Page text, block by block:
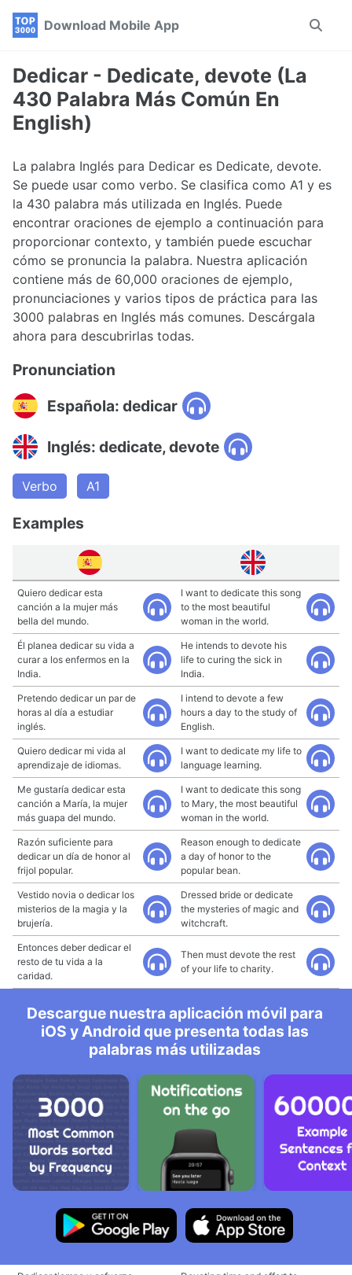
Skip
navigation
Skip
Skip
Download Mobile App
Toggle
Dedicar - Dedicate, devote (La
430 Palabra Más Común En
English)
La palabra Inglés para Dedicar es Dedicate, devote.
Se puede usar como verbo. Se clasifica como A1 y es
la 430 palabra más utilizada en Inglés. Puede
encontrar oraciones de ejemplo a continuación para
proporcionar contexto, y también puede escuchar
cómo se pronuncia la palabra. Nuestra aplicación
contiene más de 60,000 oraciones de ejemplo,
pronunciaciones y varios tipos de práctica para las
3000 palabras en Inglés más comunes. Descárgala
ahora para descubrirlas todas.
Pronunciation
Española: dedicar
Inglés: dedicate, devote
Verbo A1
Examples
Quiero dedicar esta
canción a la mujer más
bella del mundo.
I want to dedicate this song
to the most beautiful
woman in the world.
Él planea dedicar su vida a
curar a los enfermos en la
India.
He intends to devote his
life to curing the sick in
India.
Pretendo dedicar un par de
horas al día a estudiar
inglés.
I intend to devote a few
hours a day to the study of
English.
Quiero dedicar mi vida al
aprendizaje de idiomas.
I want to dedicate my life to
language learning.
Me gustaría dedicar esta
canción a María, la mujer
más guapa del mundo.
I want to dedicate this song
to Mary, the most beautiful
woman in the world.
Razón suficiente para
dedicar un día de honor al
frijol popular.
Reason enough to dedicate
a day of honor to the
popular bean.
Vestido novia o dedicar los
misterios de la magia y la
brujería.
Dressed bride or dedicate
the mysteries of magic and
witchcraft.
Entonces deber dedicar el
resto de tu vida a la
caridad.
Then must devote the rest
of your life to charity.
Descargue nuestra aplicación móvil para
iOS y Android que presenta todas las
palabras más utilizadas